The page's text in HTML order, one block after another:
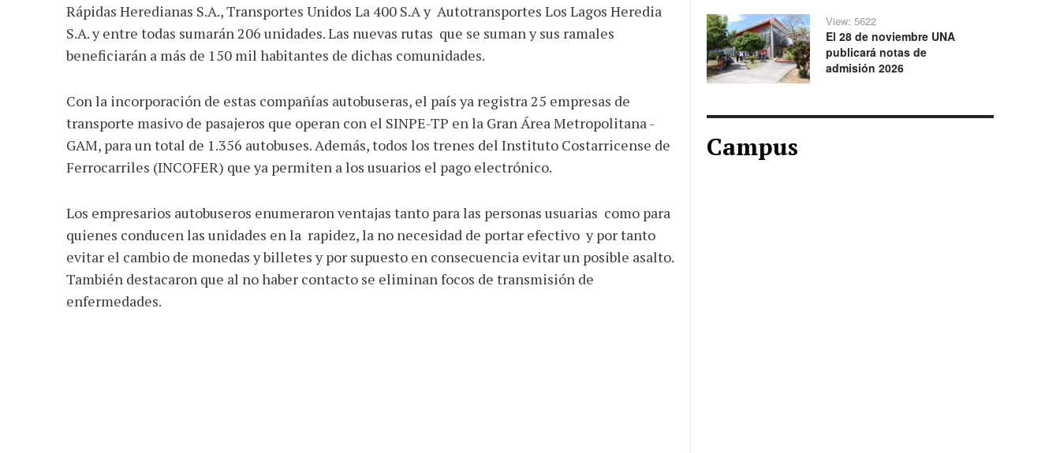
Rápidas Heredianas S.A., Transportes Unidos La 400 S.A y Autotransportes Los Lagos Heredia
S.A. y entre todas sumarán 206 unidades. Las nuevas rutas que se suman y sus ramales
beneficiarán a más de 150 mil habitantes de dichas comunidades.
Con la incorporación de estas compañías autobuseras, el país ya registra 25 empresas de
transporte masivo de pasajeros que operan con el SINPE-TP en la Gran Área Metropolitana -
GAM, para un total de 1.356 autobuses. Además, todos los trenes del Instituto Costarricense de
Ferrocarriles (INCOFER) que ya permiten a los usuarios el pago electrónico.
Los empresarios autobuseros enumeraron ventajas tanto para las personas usuarias como para
quienes conducen las unidades en la rapidez, la no necesidad de portar efectivo y por tanto
evitar el cambio de monedas y billetes y por supuesto en consecuencia evitar un posible asalto.
También destacaron que al no haber contacto se eliminan focos de transmisión de
enfermedades.
View: 5622
El 28 de noviembre UNA
publicará notas de
admisión 2026
Campus